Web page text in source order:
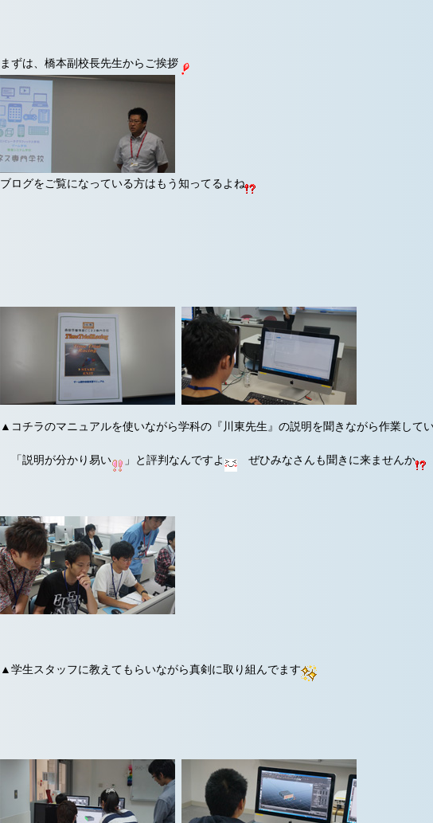
まずは、橋本副校長先生からご挨拶
ブログをご覧になっている方はもう知ってるよね
▲コチラのマニュアルを使いながら学科の『川東先生』の説明を聞きながら作業して
「説明が分かり易い 」と評判なんですよ ぜひみなさんも聞きに来ませんか
▲学生スタッフに教えてもらいながら真剣に取り組んでます